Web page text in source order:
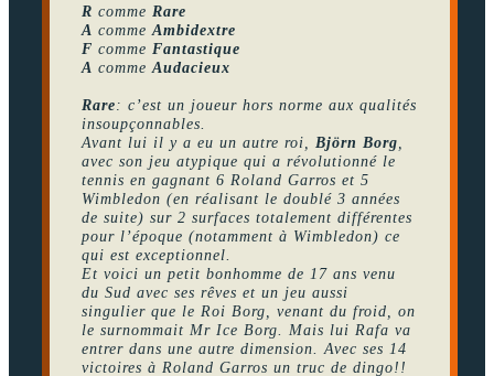
R comme Rare
A commeAmbidextre
F comme Fantastique
A commeAudacieux
Rare: c’est un joueur hors norme aux qualités
insoupçonnables.
Avant lui il y a eu un autre roi, Björn Borg
avec son jeu atypique qui a révolutionné le
tennis en gagnant 6 Roland Garros et 5
Wimbledon (en réalisant le doublé 3 années
de suite) sur 2 surfaces totalement différentes
pour l’époque (notamment à Wimbledon) ce
qui est exceptionnel.
Et voici un petit bonhomme de 17 ans venu
du Sud avec ses rêves et un jeu aussi
singulier que le Roi Borg, venant du froid, on
le surnommait Mr Ice Borg. Mais lui Rafa va
entrer dans une autre dimension. Avec ses 14
victoires à Roland Garros un truc de dingo!!